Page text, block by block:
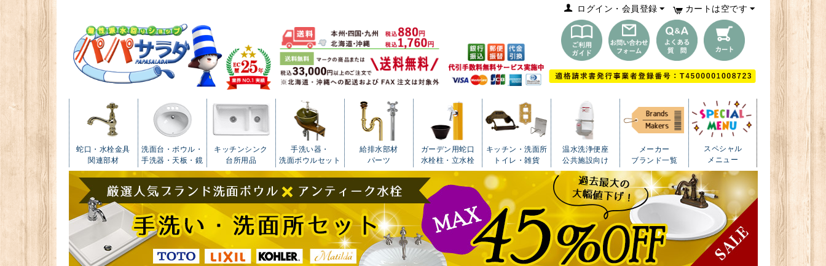
カートは空です
ログイン・会員登録
蛇口・水栓金具
関連部材
洗面台・ボウル・
手洗器・天板・鏡
キッチンシンク
台所用品
手洗い器・
洗面ボウルセット
給排水部材
パーツ
ガーデン用蛇口
水栓柱・立水栓
キッチン・洗面所
トイレ・雑貨
温水洗浄便座
公共施設向け
メーカー
ブランド一覧
スペシャル
メニュー